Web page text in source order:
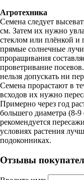
Агротехника
Семена следует
см. Затем их нужно
стеклом или плёнкой и
прямые солнечные
проращивания
проветривание
нельзя допускать ни
Семена прорастают в
всходов их нужно
Примерно через год
большего диаметра (8-
рекомендуется
условиях растения
подоконниках.
Отзывы